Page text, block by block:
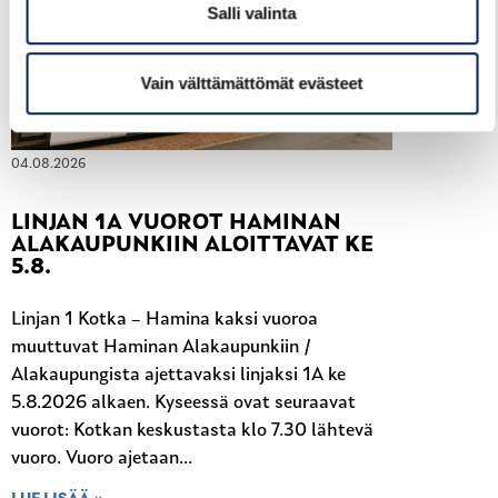
Salli valinta
Vain välttämättömät evästeet
04.08.2026
LINJAN 1A VUOROT HAMINAN
ALAKAUPUNKIIN ALOITTAVAT KE
5.8.
Linjan 1 Kotka – Hamina kaksi vuoroa
muuttuvat Haminan Alakaupunkiin /
Alakaupungista ajettavaksi linjaksi 1A ke
5.8.2026 alkaen. Kyseessä ovat seuraavat
vuorot: Kotkan keskustasta klo 7.30 lähtevä
vuoro. Vuoro ajetaan...